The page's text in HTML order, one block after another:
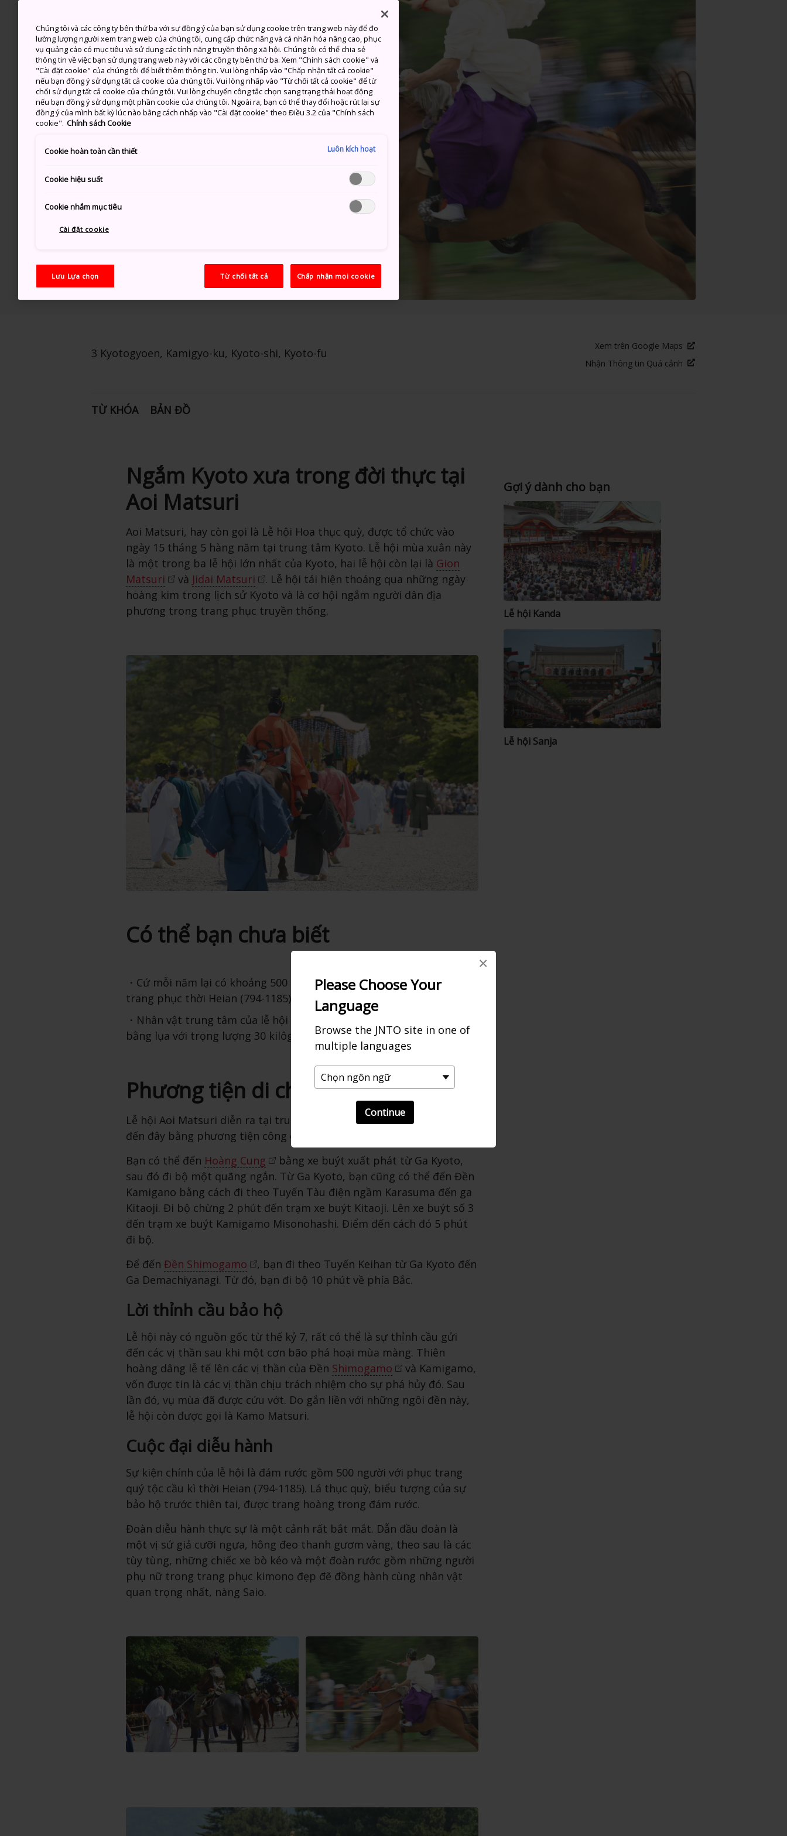
Please Choose Your
Language
Browse the JNTO site in one of
multiple languages
Continue
×
3 Kyotogyoen, Kamigyo-ku, Kyoto-shi, Kyoto-fu
Xem trên Google Maps
Nhận Thông tin Quá cảnh
TỪ KHÓA BẢN ĐỒ
Ngắm Kyoto xưa trong đời thực tại
Aoi Matsuri
Aoi Matsuri, hay còn gọi là Lễ hội Hoa thục quỳ, được tổ chức vào
ngày 15 tháng 5 hàng năm tại trung tâm Kyoto. Lễ hội mùa xuân này
là một trong ba lễ hội lớn nhất của Kyoto, hai lễ hội còn lại là Gion
Matsuri
và Jidai Matsuri
. Lễ hội tái hiện thoáng qua những ngày
hoàng kim trong lịch sử Kyoto và là cơ hội ngắm người dân địa
phương trong trang phục truyền thống.
Có thể bạn chưa biết
Cứ mỗi năm lại có khoảng 500 người tham gia diễu hành trong
trang phục thời Heian (794-1185)
Nhân vật trung tâm của lễ hội là nàng Saio vận trang phục kimono
bằng lụa với trọng lượng 30 kilôgam
Phương tiện di chuyển
Lễ hội Aoi Matsuri diễn ra tại trung tâm Tokyo và bạn có thể dễ dàng
đến đây bằng phương tiện công cộng.
Bạn có thể đến Hoàng Cung
bằng xe buýt xuất phát từ Ga Kyoto,
sau đó đi bộ một quãng ngắn. Từ Ga Kyoto, bạn cũng có thể đến Đền
Kamigano bằng cách đi theo Tuyến Tàu điện ngầm Karasuma đến ga
Kitaoji. Đi bộ chừng 2 phút đến trạm xe buýt Kitaoji. Lên xe buýt số 3
đến trạm xe buýt Kamigamo Misonohashi. Điểm đến cách đó 5 phút
đi bộ.
Để đến Đền Shimogamo
, bạn đi theo Tuyến Keihan từ Ga Kyoto đến
Ga Demachiyanagi. Từ đó, bạn đi bộ 10 phút về phía Bắc.
Lời thỉnh cầu bảo hộ
Lễ hội này có nguồn gốc từ thế kỷ 7, rất có thể là sự thỉnh cầu gửi
đến các vị thần sau khi một cơn bão phá hoại mùa màng. Thiên
hoàng dâng lễ tế lên các vị thần của Đền Shimogamo
và Kamigamo,
vốn được tin là các vị thần chịu trách nhiệm cho sự phá hủy đó. Sau
lần đó, vụ mùa đã được cứu vớt. Do gắn liền với những ngôi đền này,
lễ hội còn được gọi là Kamo Matsuri.
Cuộc đại diễu hành
Sự kiện chính của lễ hội là đám rước gồm 500 người với phục trang
quý tộc cầu kì thời Heian (794-1185). Lá thục quỳ, biểu tượng của sự
bảo hộ trước thiên tai, được trang hoàng trong đám rước.
Đoàn diễu hành thực sự là một cảnh rất bắt mắt. Dẫn đầu đoàn là
một vị sứ giả cưỡi ngựa, hông đeo thanh gươm vàng, theo sau là các
tùy tùng, những chiếc xe bò kéo và một đoàn rước gồm những người
phụ nữ trong trang phục kimono đẹp đẽ đồng hành cùng nhân vật
quan trọng nhất, nàng Saio.
Gợi ý dành cho bạn
Lễ hội Kanda
Lễ hội Sanja
Chúng tôi và các công ty bên thứ ba với sự đồng ý của bạn sử dụng cookie trên trang web này để đo
lường lượng người xem trang web của chúng tôi, cung cấp chức năng và cá nhân hóa nâng cao, phục
vụ quảng cáo có mục tiêu và sử dụng các tính năng truyền thông xã hội. Chúng tôi có thể chia sẻ
thông tin về việc bạn sử dụng trang web này với các công ty bên thứ ba. Xem "Chính sách cookie" và
"Cài đặt cookie" của chúng tôi để biết thêm thông tin. Vui lòng nhấp vào "Chấp nhận tất cả cookie"
nếu bạn đồng ý sử dụng tất cả cookie của chúng tôi. Vui lòng nhấp vào "Từ chối tất cả cookie" để từ
chối sử dụng tất cả cookie của chúng tôi. Vui lòng chuyển công tắc chọn sang trạng thái hoạt động
nếu bạn đồng ý sử dụng một phần cookie của chúng tôi. Ngoài ra, bạn có thể thay đổi hoặc rút lại sự
đồng ý của mình bất kỳ lúc nào bằng cách nhấp vào "Cài đặt cookie" theo Điều 3.2 của "Chính sách
cookie". Chính sách Cookie
Cookie hoàn toàn cần thiết Luôn kích hoạt
Cookie hiệu suất
Cookie nhắm mục tiêu
Cài đặt cookie
Lưu Lựa chọn Từ chối tất cả Chấp nhận mọi cookie